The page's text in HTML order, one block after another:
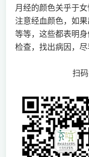
月经的颜色关乎于
注意经血颜色，如
等等，这些都表明
检查，找出病因，尽
扫